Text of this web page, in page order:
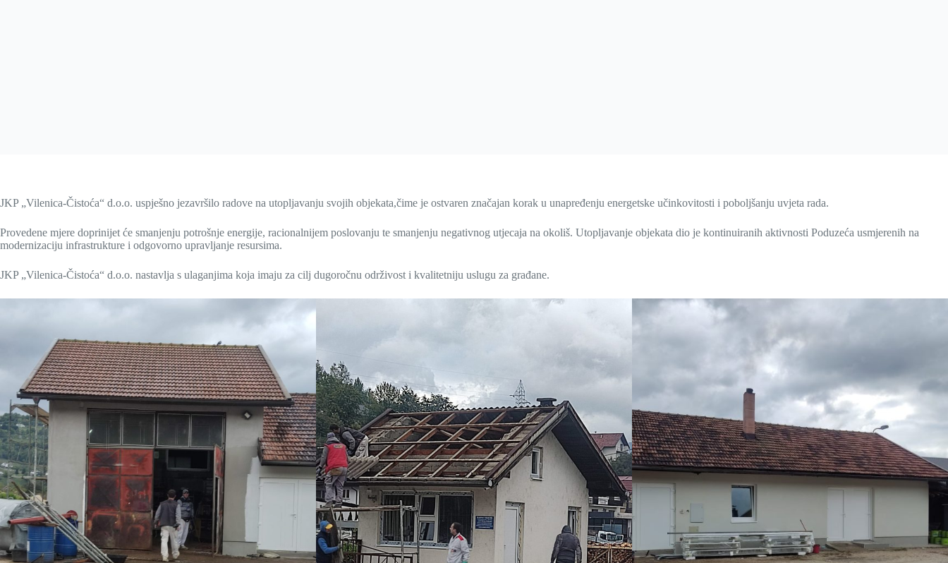
JKP „Vilenica-Čistoća“ d.o.o. uspješno jezavršilo radove na utopljavanju svojih objekata,čime je ostvaren značajan korak u unapređenju energetske učinkovitosti i poboljšanju uvjeta rada.
Provedene mjere doprinijet će smanjenju potrošnje energije, racionalnijem poslovanju te smanjenju negativnog utjecaja na okoliš. Utopljavanje objekata dio je kontinuiranih aktivnosti Poduzeća usmjerenih na
modernizaciju infrastrukture i odgovorno upravljanje resursima.
JKP „Vilenica-Čistoća“ d.o.o. nastavlja s ulaganjima koja imaju za cilj dugoročnu održivost i kvalitetniju uslugu za građane.